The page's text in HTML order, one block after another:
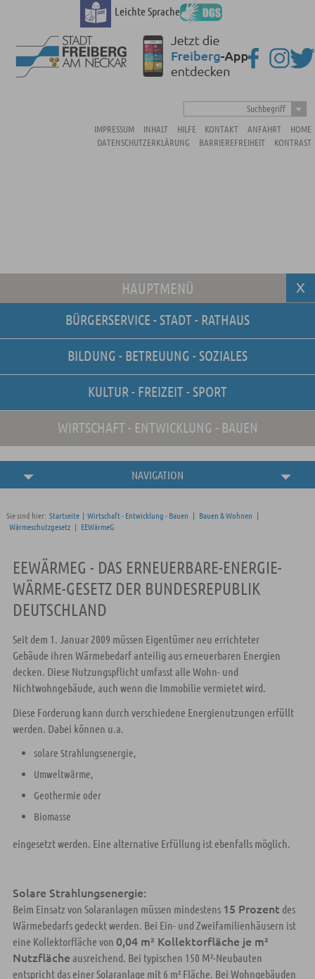
Leichte Sprache
Suchbegriff
IMPRESSUM
INHALT HILFE KONTAKT ANFAHRT
HOME
DATENSCHUTZERKLÄRUNG
BARRIEREFREIHEIT KONTRAST
HAUPTMENÜ
BÜRGERSERVICE - STADT - RATHAUS
BILDUNG - BETREUUNG - SOZIALES
KULTUR - FREIZEIT - SPORT
WIRTSCHAFT - ENTWICKLUNG - BAUEN
Unsere Stellenangebote
Online-Terminvereinbarung
Amtliche
Bekanntmachungen
NAVIGATION
Sie sind hier: Startseite | Wirtschaft - Entwicklung - Bauen | Bauen & Wohnen |
Wärmeschutzgesetz | EEWärmeG
EEWÄRMEG - DAS ERNEUERBARE-ENERGIE-
WÄRME-GESETZ DER BUNDESREPUBLIK
DEUTSCHLAND
Seit dem 1. Januar 2009 müssen Eigentümer neu errichteter
Gebäude ihren Wärmebedarf anteilig aus erneuerbaren Energien
decken. Diese Nutzungspflicht umfasst alle Wohn- und
Nichtwohngebäude, auch wenn die Immobilie vermietet wird.
Diese Forderung kann durch verschiedene Energienutzungen erfüllt
werden. Dabei können u.a.
solare Strahlungsenergie,
Umweltwärme,
Geothermie oder
Biomasse
eingesetzt werden. Eine alternative Erfüllung ist ebenfalls möglich.
Solare Strahlungsenergie:
Beim Einsatz von Solaranlagen müssen mindestens 15 Prozent des
Wärmebedarfs gedeckt werden. Bei Ein- und Zweifamilienhäusern ist
eine Kollektorfläche von 0,04 m² Kollektorfläche je m²
Nutzflächeausreichend. Bei typischen 150 M²-Neubauten
entspricht das einer Solaranlage mit 6 m² Fläche. Bei Wohngebäuden